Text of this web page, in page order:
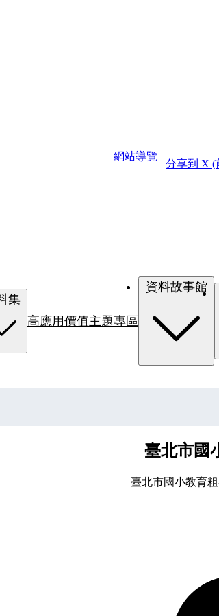
網站導覽
分享到 X (
資料集
高應用價值主題專區
資料故事館
臺北市國
臺北市國小教育